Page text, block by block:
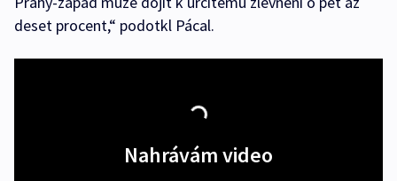
deset procent,“ podotkl Pácal.
Nahrávám video